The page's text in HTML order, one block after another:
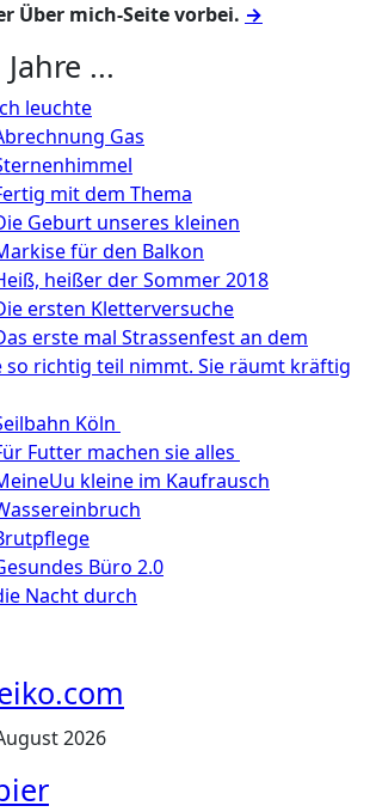
Über mich-Seite vorbei. →
...
leuchte
Gas
mit dem Thema
Geburt unseres kleinen
für den Balkon
heißer der Sommer 2018
ersten Kletterversuche
erste mal Strassenfest an dem
so richtig teil nimmt. Sie räumt kräftig
Köln
Futter machen sie alles
kleine im Kaufrausch
Büro 2.0
Nacht durch
2026